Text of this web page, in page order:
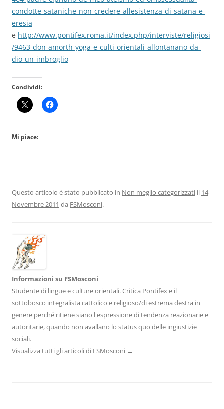
condotte-sataniche-non-credere-allesistenza-di-satana-e-
eresia
e http://www.pontifex.roma.it/index.php/interviste/religiosi
/9463-don-amorth-yoga-e-culti-orientali-allontanano-da-
dio-un-imbroglio
Condividi:
Mi piace:
Questo articolo è stato pubblicato in Non meglio categorizzati il 14
Novembre 2011 da FSMosconi.
Informazioni su FSMosconi
Studente di lingue e culture orientali. Critica Pontifex e il
sottobosco integralista cattolico e religioso/di estrema destra in
genere perché ritiene siano l'espressione di tendenza reazionarie e
autoritarie, quando non avallano lo status quo delle ingiustizie
sociali.
Visualizza tutti gli articoli di FSMosconi →